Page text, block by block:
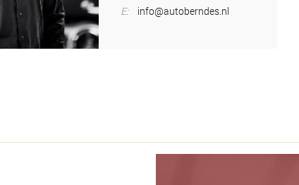
E:
info@autoberndes.nl